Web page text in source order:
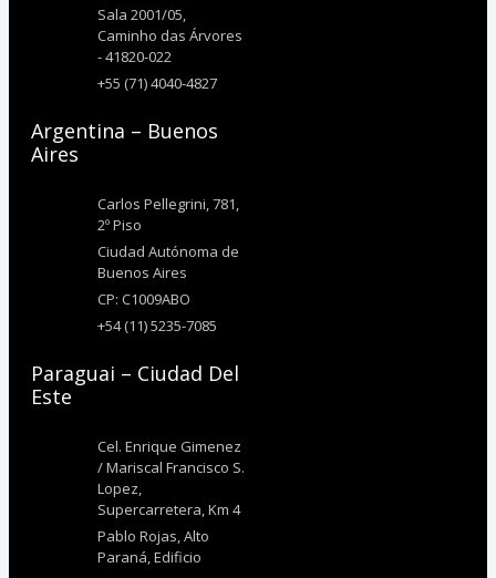
Sala 2001/05,
Caminho das Árvores
- 41820-022
+55 (71) 4040-4827
Argentina – Buenos
Aires
Carlos Pellegrini, 781,
2º Piso
Ciudad Autónoma de
Buenos Aires
CP: C1009ABO
+54 (11) 5235-7085
Paraguai – Ciudad Del
Este
Cel. Enrique Gimenez
/ Mariscal Francisco S.
Lopez,
Supercarretera, Km 4
Pablo Rojas, Alto
Paraná, Edificio